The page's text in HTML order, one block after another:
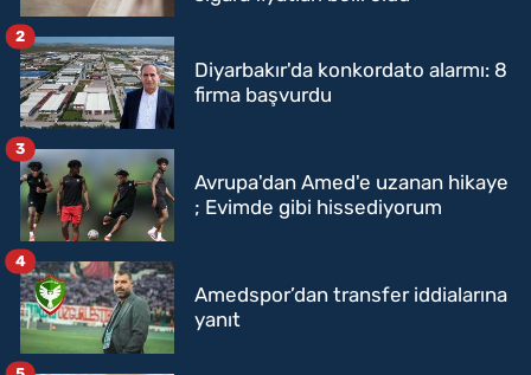
Diyarbakır'da konkordato alarmı: 8
firma başvurdu
2
Avrupa'dan Amed'e uzanan hikaye
; Evimde gibi hissediyorum
3
Amedspor’dan transfer iddialarına
yanıt
4